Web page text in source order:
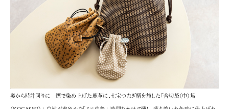
奥から時計回りに 煙で染め上げた鹿革に、七宝つなぎ柄を施した「合切袋（中）焦